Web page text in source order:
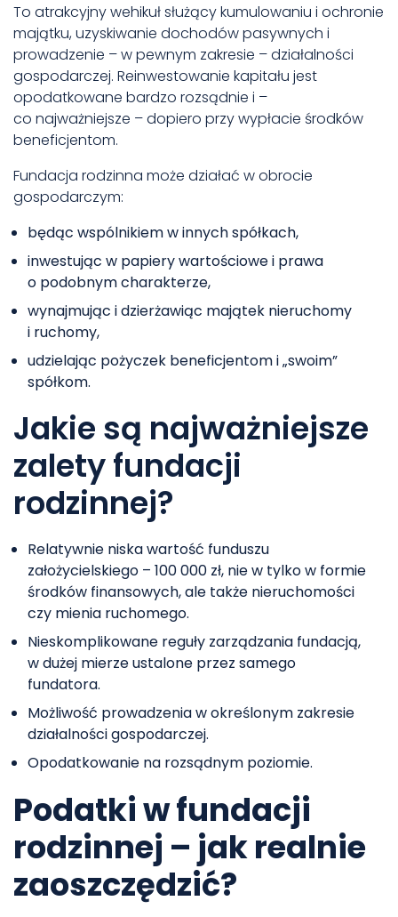
To atrakcyjny wehikuł służący kumulowaniu i ochronie
majątku, uzyskiwanie dochodów pasywnych i
prowadzenie – w pewnym zakresie – działalności
gospodarczej. Reinwestowanie kapitału jest
opodatkowane bardzo rozsądnie i –
co najważniejsze – dopiero przy wypłacie środków
beneficjentom.
Fundacja rodzinna może działać w obrocie
gospodarczym:
będąc wspólnikiem w innych spółkach,
inwestując w papiery wartościowe i prawa
o podobnym charakterze,
wynajmując i dzierżawiąc majątek nieruchomy
i ruchomy,
udzielając pożyczek beneficjentom i „swoim”
spółkom.
Jakie są najważniejsze
zalety fundacji
rodzinnej?
Relatywnie niska wartość funduszu
założycielskiego – 100 000 zł, nie w tylko w formie
środków finansowych, ale także nieruchomości
czy mienia ruchomego.
Nieskomplikowane reguły zarządzania fundacją,
w dużej mierze ustalone przez samego
fundatora.
Możliwość prowadzenia w określonym zakresie
działalności gospodarczej.
Opodatkowanie na rozsądnym poziomie.
Podatki w fundacji
rodzinnej – jak realnie
zaoszczędzić?